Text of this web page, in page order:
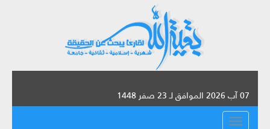
07 آب 2026 الموافق لـ 23 صفر 1448